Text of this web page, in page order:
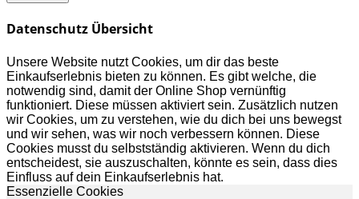
Datenschutz Übersicht
Unsere Website nutzt Cookies, um dir das beste
Einkaufserlebnis bieten zu können. Es gibt welche, die
notwendig sind, damit der Online Shop vernünftig
funktioniert. Diese müssen aktiviert sein. Zusätzlich nutzen
wir Cookies, um zu verstehen, wie du dich bei uns bewegst
und wir sehen, was wir noch verbessern können. Diese
Cookies musst du selbstständig aktivieren. Wenn du dich
entscheidest, sie auszuschalten, könnte es sein, dass dies
Einfluss auf dein Einkaufserlebnis hat.
Essenzielle Cookies